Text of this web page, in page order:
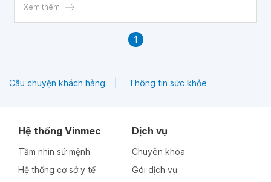
Xem thêm
1
Câu chuyện khách hàng Thông tin sức khỏe
Hệ thống Vinmec
Tầm nhìn sứ mệnh
Hệ thống cơ sở y tế
Dịch vụ
Chuyên khoa
Gói dịch vụ